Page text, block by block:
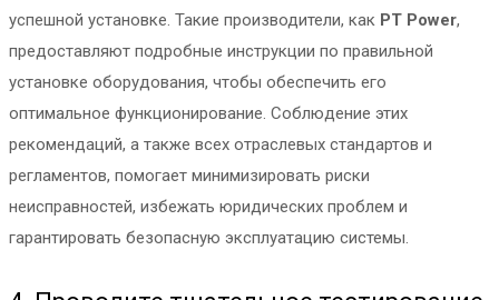
успешной установке. Такие производители, как PT Power,
предоставляют подробные инструкции по правильной
установке оборудования, чтобы обеспечить его
оптимальное функционирование. Соблюдение этих
рекомендаций, а также всех отраслевых стандартов и
регламентов, помогает минимизировать риски
неисправностей, избежать юридических проблем и
гарантировать безопасную эксплуатацию системы.